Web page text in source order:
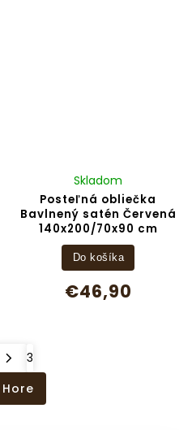
Posteľná obliečka
Bavlnený satén Červená
140x200/70x90 cm
Skladom
€46,90
Do košíka
3
Hore